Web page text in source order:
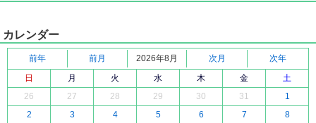
カレンダー
前年 前月 2026年8月 次月
次年
日
月 火 水 木 金
土
26
27 28 29 30 31
1
2
3 4 5 6 7
8